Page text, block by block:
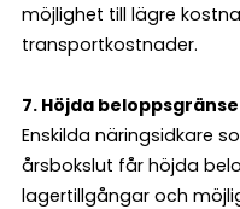
möjlighet till lägre
transportkostnader.
7. Höjda
Enskilda näringsidkare
årsbokslut får höjda
lagertillgångar och